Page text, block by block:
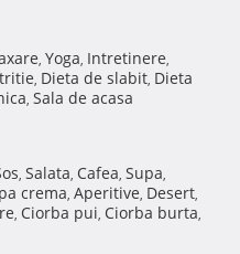
, Yoga, Intretinere,
, Dieta de slabit, Dieta
, Sala de acasa
, Salata, Cafea, Supa,
crema, Aperitive, Desert,
, Ciorba pui, Ciorba burta,